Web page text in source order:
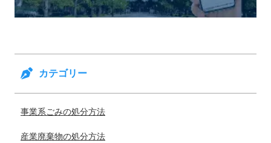
カテゴリー
事業系ごみの処分方法
産業廃棄物の処分方法